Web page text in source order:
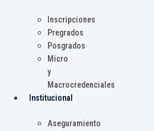
Inscripciones
Pregrados
Posgrados
Micro
y
Macrocredenciales
Institucional
Aseguramiento